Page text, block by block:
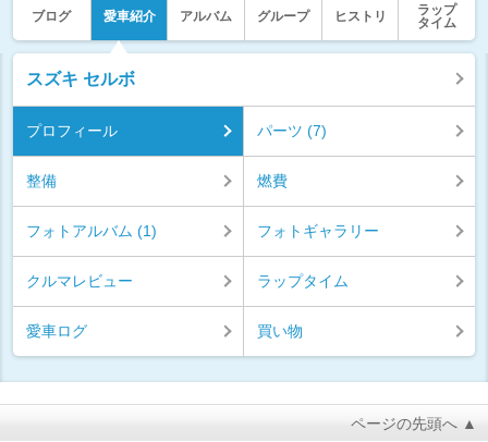
ブログ 愛車紹介 アルバム グループ ヒストリ
ラップ
タイム
スズキ セルボ
プロフィール パーツ (7)
整備 燃費
フォトアルバム (1) フォトギャラリー
クルマレビュー ラップタイム
愛車ログ 買い物
ページの先頭へ ▲